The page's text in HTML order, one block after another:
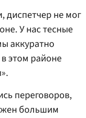
диспетчер не мог
У нас тесные
аккуратно
этом районе
переговоров,
большим